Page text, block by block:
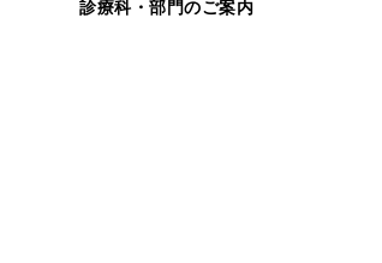
診療科・部門のご案内